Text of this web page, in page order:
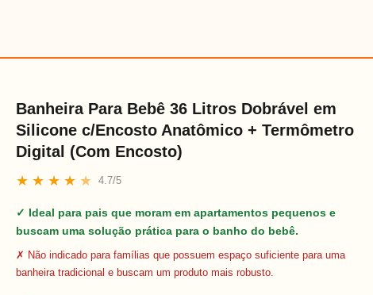
Banheira Para Bebê 36 Litros Dobrável em
Silicone c/Encosto Anatômico + Termômetro
Digital (Com Encosto)
★ ★ ★ ★ ★ 4.7/5
✓ Ideal para pais que moram em apartamentos pequenos e
buscam uma solução prática para o banho do bebê.
✗ Não indicado para famílias que possuem espaço suficiente para uma
banheira tradicional e buscam um produto mais robusto.